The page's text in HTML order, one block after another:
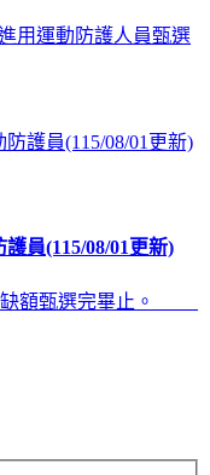
用運動防護人員甄選
員(115/08/01更新)
缺額甄選完畢止。